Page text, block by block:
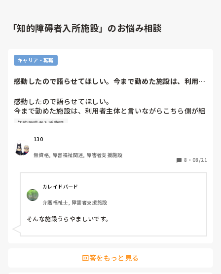
「知的障碍者入所施設」のお悩み相談
キャリア・転職
感動したので語らせてほしい。今まで勤めた施設は、利用者
感動したので語らせてほしい。
今まで勤めた施設は、利用者主体と言いながらこちら側が組
んだ予定で動き、利用者に対して罵倒する事が多かった。
今、転職活動中でとある法人に面接と体験を申し込みまし
た。
すると利用者が好きな絵を描き好きな座り方でご飯を食べ、
しかも給料や福利厚生は今より良くなる。
事務員、施設長、パートさんみんな笑顔で挨拶してくれるし
各利用者の事を教えてくれた。
最後面談で個室対応にしないといけない理由や支援に対する
考えを話すと、施設長も同意してくれて自閉傾向の支援方法
や将来資格取得に対する考えも是非とってほしいと強く言っ
てくれた。
内定はもらっていないが、絶対貰いたいと久々に思いまし
知的障碍者入所施設
130
無資格, 障害福祉関連, 障害者支援施設
8 ・ 08/21
カレイドバード
介護福祉士, 障害者支援施設
そんな施設うらやましいです。
回答をもっと見る